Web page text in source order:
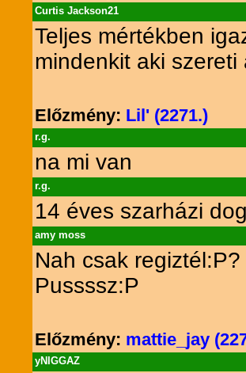
Curtis Jackson21
Teljes mértékben
mindenkit aki szereti
Előzmény: Lil' (2271.)
r.g.
na mi van
r.g.
14 éves szarházi
amy moss
Nah csak
Pussssz:P
Előzmény: mattie_jay
yNIGGAZ